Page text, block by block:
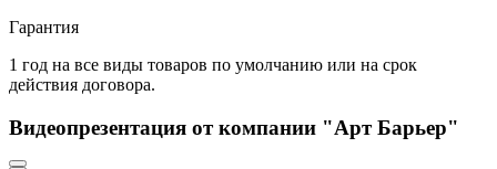
Гарантия
1 год на все виды товаров по умолчанию или на срок
действия договора.
Видеопрезентация от компании "Арт Барьер"